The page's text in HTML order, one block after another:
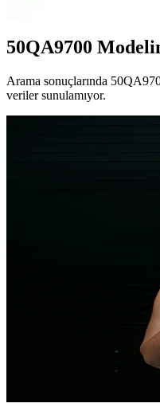
50QA9700
Arama sonuçlarında
veriler sunulamıyor.